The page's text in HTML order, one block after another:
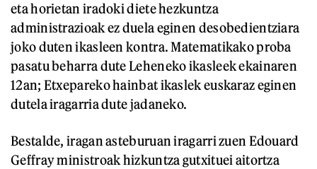
eta horietan iradoki diete hezkuntza
administrazioak ez duela eginen desobedientziara
joko duten ikasleen kontra. Matematikako proba
pasatu beharra dute Leheneko ikasleek ekainaren
12an; Etxepareko hainbat ikaslek euskaraz eginen
dutela iragarria dute jadaneko.
Bestalde, iragan asteburuan iragarri zuen Edouard
Geffray ministroak hizkuntza gutxituei aitortza